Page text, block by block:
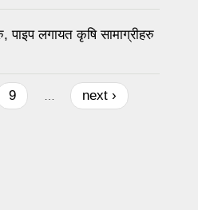
पाइप लगायत कृषि सामाग्रीहरु
9
next ›